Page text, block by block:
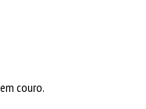
couro.